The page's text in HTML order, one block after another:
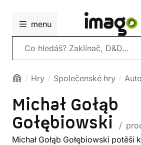
menu
Vyhledávání
Hry Společenské hry
Michał Gołąb
Gołębiowski
/
Michał Gołąb Gołębiowski potěší